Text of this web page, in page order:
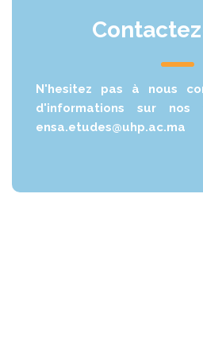
N'hesitez pas à nous
d'informations sur nos
ensa.etudes@uhp.ac.ma